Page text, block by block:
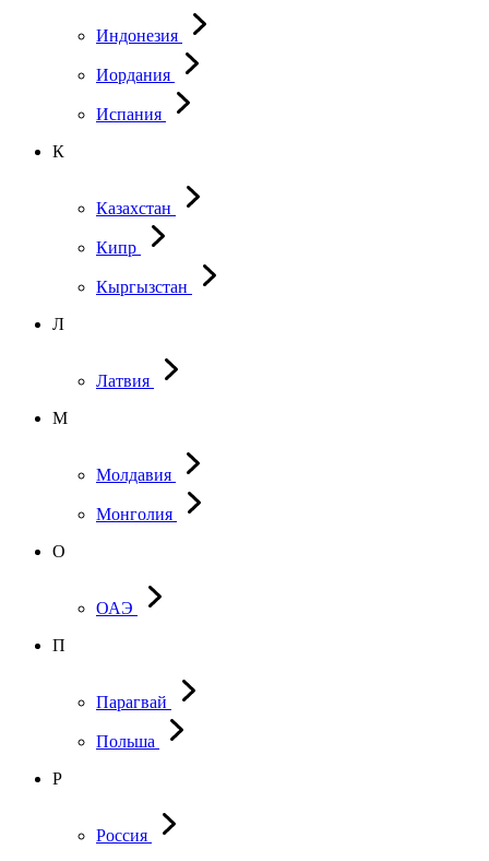
Индонезия
Иордания
Испания
К
Казахстан
Кипр
Кыргызстан
Л
Латвия
М
Молдавия
Монголия
О
ОАЭ
П
Парагвай
Польша
Р
Россия